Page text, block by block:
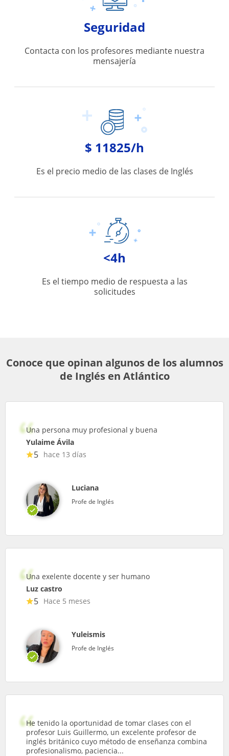
Seguridad
Contacta con los profesores mediante nuestra
mensajería
$ 11825/h
Es el precio medio de las clases de Inglés
<4h
Es el tiempo medio de respuesta a las
solicitudes
Conoce que opinan algunos de los alumnos
de Inglés en Atlántico
Una persona muy profesional y buena
Yulaime Ávila
5 hace 13 días
Luciana
Profe de Inglés
Una exelente docente y ser humano
Luz castro
5 Hace 5 meses
Yuleismis
Profe de Inglés
He tenido la oportunidad de tomar clases con el
profesor Luis Guillermo, un excelente profesor de
inglés británico cuyo método de enseñanza combina
profesionalismo, paciencia...